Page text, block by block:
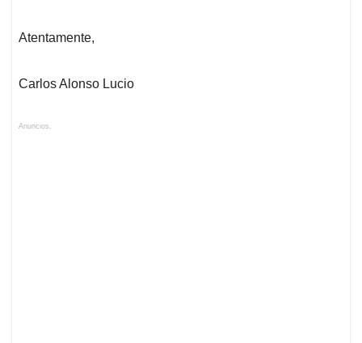
Atentamente,
Carlos Alonso Lucio
Anuncios.